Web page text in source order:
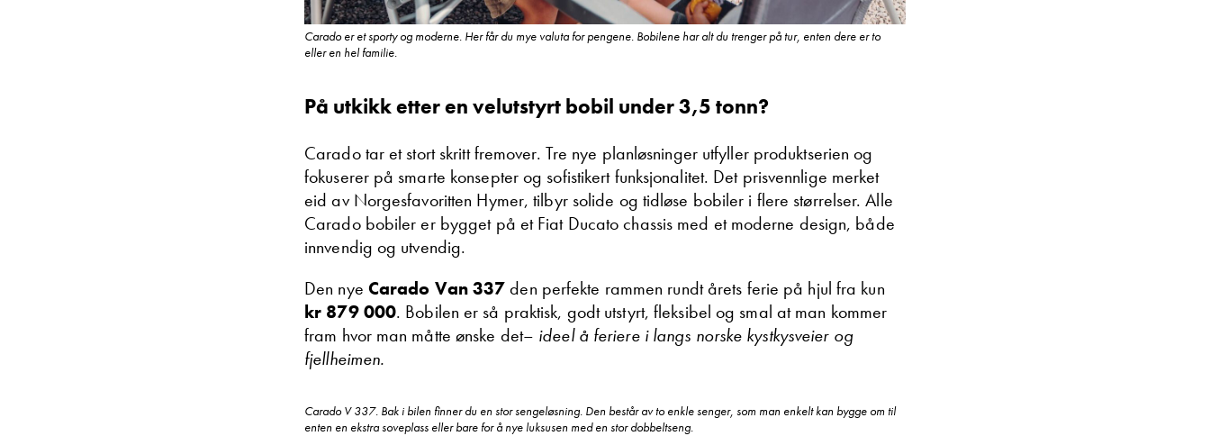
Carado er et sporty og moderne. Her får du mye valuta for pengene. Bobilene har alt du trenger på tur, enten dere er to
eller en hel familie.
På utkikk etter en velutstyrt bobil under 3,5 tonn?
Carado tar et stort skritt fremover. Tre nye planløsninger utfyller produktserien og
fokuserer på smarte konsepter og sofistikert funksjonalitet. Det prisvennlige merket
eid av Norgesfavoritten Hymer, tilbyr solide og tidløse bobiler i flere størrelser. Alle
Carado bobiler er bygget på et Fiat Ducato chassis med et moderne design, både
innvendig og utvendig.
Den nye Carado Van 337den perfekte rammen rundt årets ferie på hjul fra kun
kr 879 000. Bobilen er så praktisk, godt utstyrt, fleksibel og smal at man kommer
fram hvor man måtte ønske det– ideel å feriere i langs norske kystkysveier og
fjellheimen.
Carado V 337. Bak i bilen finner du en stor sengeløsning. Den består av to enkle senger, som man enkelt kan bygge om til
enten en ekstra soveplass eller bare for å nye luksusen med en stor dobbeltseng.